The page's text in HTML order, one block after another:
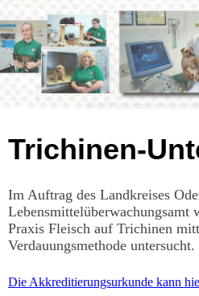
Trichinen-
Im Auftrag des Landkreises
Lebensmittelüberwachungsamt
Praxis Fleisch auf Trichinen
Verdauungsmethode untersucht.
Die Akkreditierungsurkunde kann